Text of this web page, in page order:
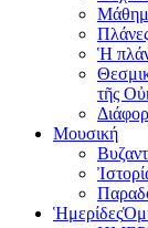
Ἡ
τῆς
Μουσική
Ἡμερίδες